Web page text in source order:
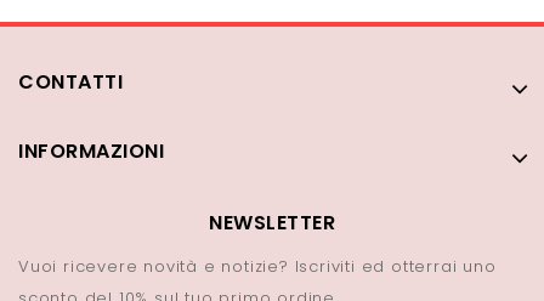
CONTATTI
INFORMAZIONI
NEWSLETTER
Vuoi ricevere novità e notizie? Iscriviti ed otterrai uno